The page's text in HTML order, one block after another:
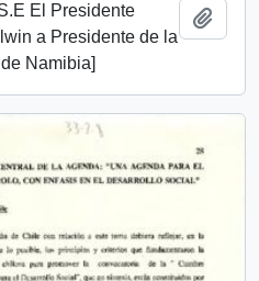
El Presidente
a Presidente de la
Namibia]